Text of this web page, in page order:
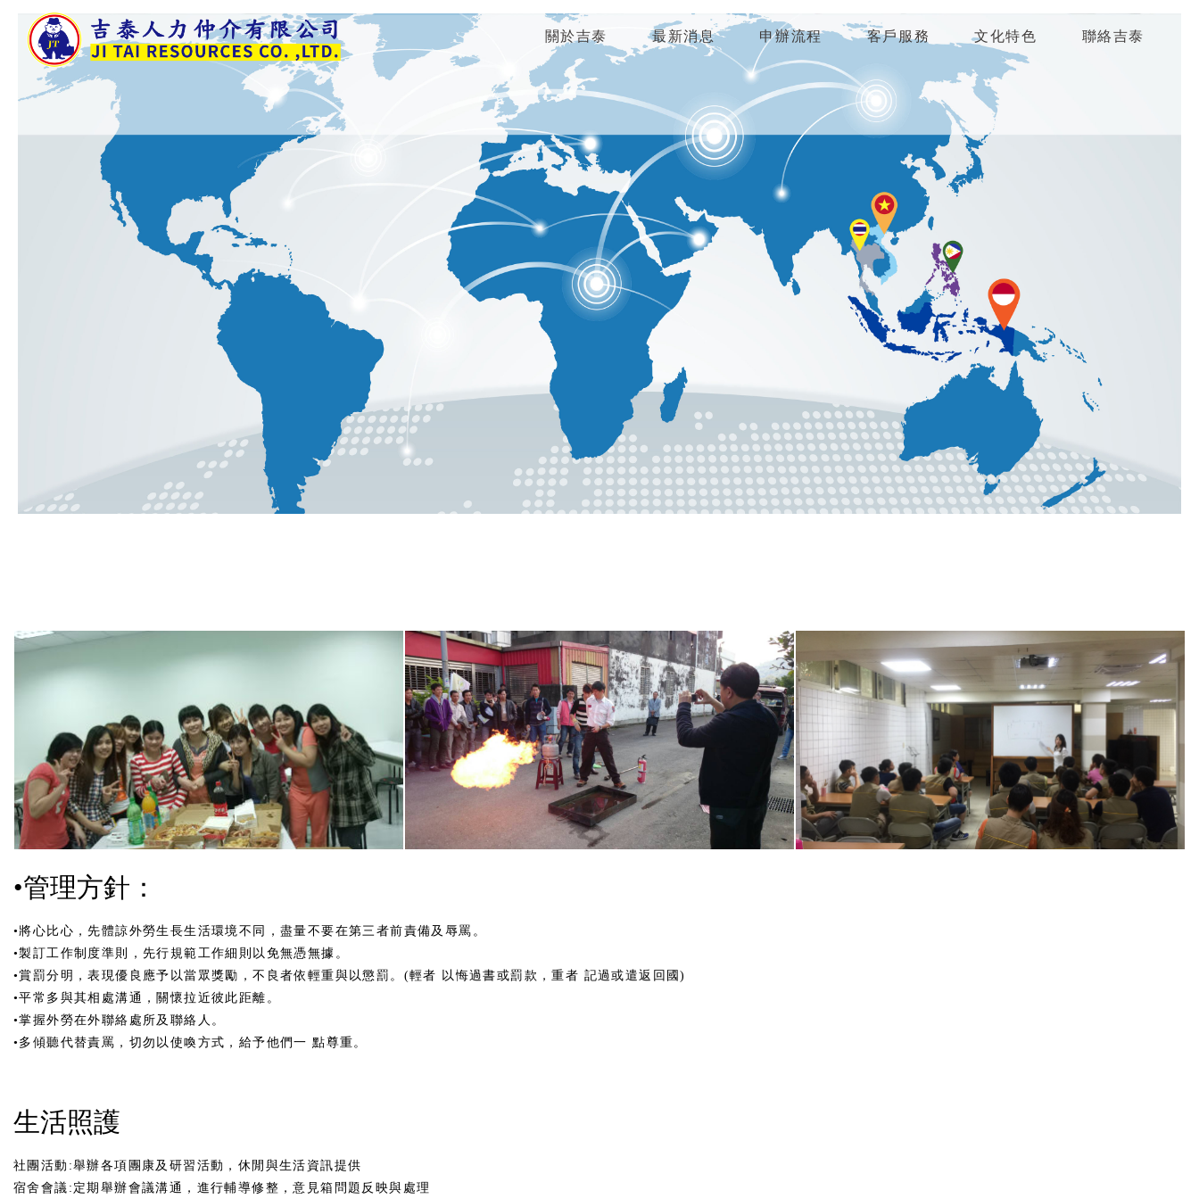
關於吉泰 最新消息 申辦流程 客戶服務 文化特色 聯絡吉泰
•管理方針：
•將心比心，先體諒外勞生長生活環境不同，盡量不要在第三者前責備及辱罵。
•製訂工作制度準則，先行規範工作細則以免無憑無據。
•賞罰分明，表現優良應予以當眾獎勵，不良者依輕重與以懲罰。(輕者 以悔過書或罰款，重者 記過或遣返回國)
•平常多與其相處溝通，關懷拉近彼此距離。
•掌握外勞在外聯絡處所及聯絡人。
•多傾聽代替責罵，切勿以使喚方式，給予他們一 點尊重。
生活照護
社團活動:舉辦各項團康及研習活動，休閒與生活資訊提供
宿舍會議:定期舉辦會議溝通，進行輔導修整，意見箱問題反映與處理